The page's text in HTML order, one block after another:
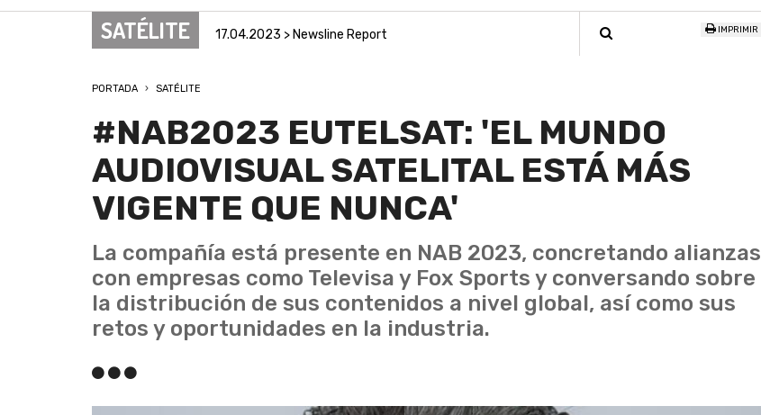
SATÉLITE 17.04.2023 > Newsline Report IMPRIMIR
PORTADA SATÉLITE
#NAB2023 EUTELSAT: 'EL MUNDO
AUDIOVISUAL SATELITAL ESTÁ MÁS
VIGENTE QUE NUNCA'
La compañía está presente en NAB 2023, concretando alianzas
con empresas como Televisa y Fox Sports y conversando sobre
la distribución de sus contenidos a nivel global, así como sus
retos y oportunidades en la industria.